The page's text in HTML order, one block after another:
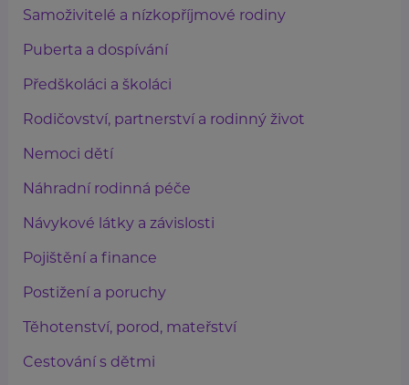
Samoživitelé a nízkopříjmové rodiny
Puberta a dospívání
Předškoláci a školáci
Rodičovství, partnerství a rodinný život
Nemoci dětí
Náhradní rodinná péče
Návykové látky a závislosti
Pojištění a finance
Postižení a poruchy
Těhotenství, porod, mateřství
Cestování s dětmi